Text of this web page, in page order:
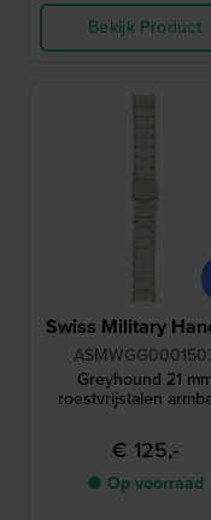
Bekijk Product
Swiss Military
Greyhound 21
roestvrijstalen
€ 125,-
● Op voorraad